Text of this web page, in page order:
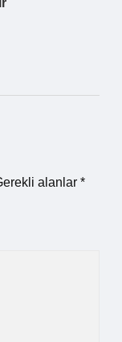
alanlar *